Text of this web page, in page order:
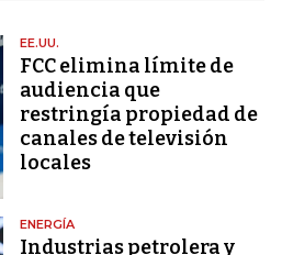
EE.UU.
FCC elimina límite de
audiencia que
restringía propiedad de
canales de televisión
locales
ENERGÍA
Industrias petrolera y